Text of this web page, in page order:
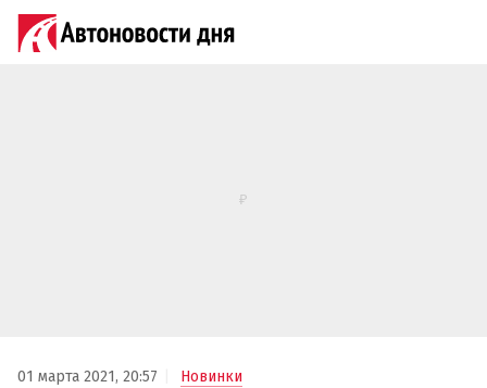
01 марта 2021, 20:57 Новинки